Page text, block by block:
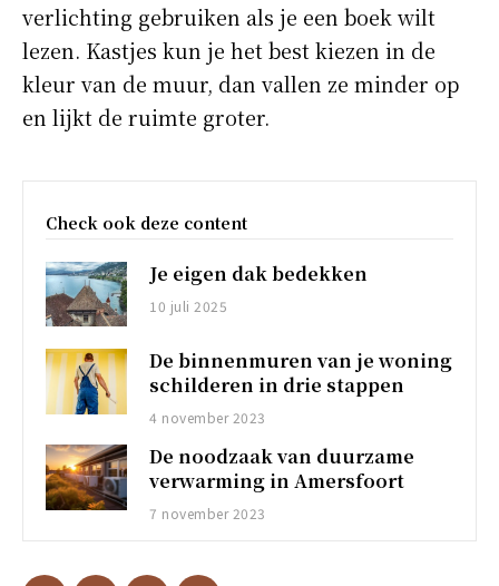
verlichting gebruiken als je een boek wilt
lezen. Kastjes kun je het best kiezen in de
kleur van de muur, dan vallen ze minder op
en lijkt de ruimte groter.
Check ook deze content
Je eigen dak bedekken
10 juli 2025
De binnenmuren van je woning
schilderen in drie stappen
4 november 2023
De noodzaak van duurzame
verwarming in Amersfoort
7 november 2023